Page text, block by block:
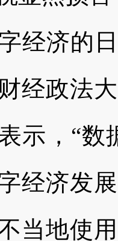
经济的
经政法
示，“数
经济发
当地使